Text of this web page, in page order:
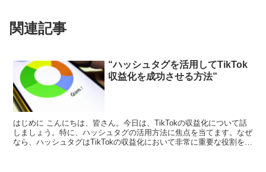
関連記事
“ハッシュタグを活用してTikTok
収益化を成功させる方法”
はじめに こんにちは、皆さん。今日は、TikTokの収益化について話
しましょう。特に、ハッシュタグの活用方法に焦点を当てます。なぜ
なら、ハッシュタグはTikTokの収益化において非常に重要な役割を果